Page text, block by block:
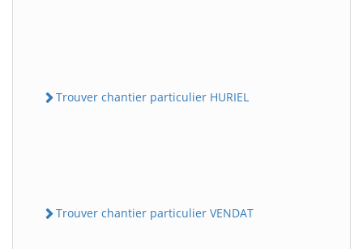
Trouver chantier particulier HURIEL
Trouver chantier particulier VENDAT